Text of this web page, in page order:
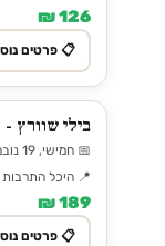
126 ₪
📋 פרטים
בילי שוורץ
📅 חמישי, 19 נובמבר ⏰ 20:30
📍 היכל
189 ₪
📋 פרטים